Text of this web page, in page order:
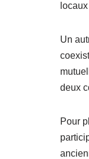
Un
deux
Pour